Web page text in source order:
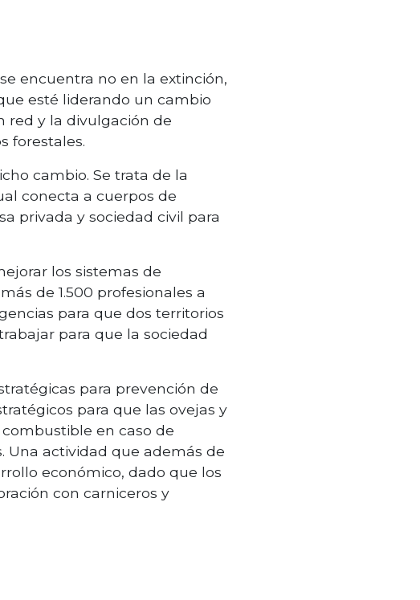
encuentra no en la extinción,
esté liderando un cambio
red y la divulgación de
forestales.
cambio. Se trata de la
conecta a cuerpos de
privada y sociedad civil para
los sistemas de
de 1.500 profesionales a
para que dos territorios
para que la sociedad
para prevención de
para que las ovejas y
en caso de
Una actividad que además de
económico, dado que los
con carniceros y